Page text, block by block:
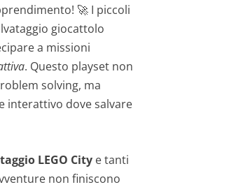
🚀 I piccoli
giocattolo
a missioni
. Questo playset non
solving, ma
interattivo dove salvare
LEGO Citye tanti
non finiscono